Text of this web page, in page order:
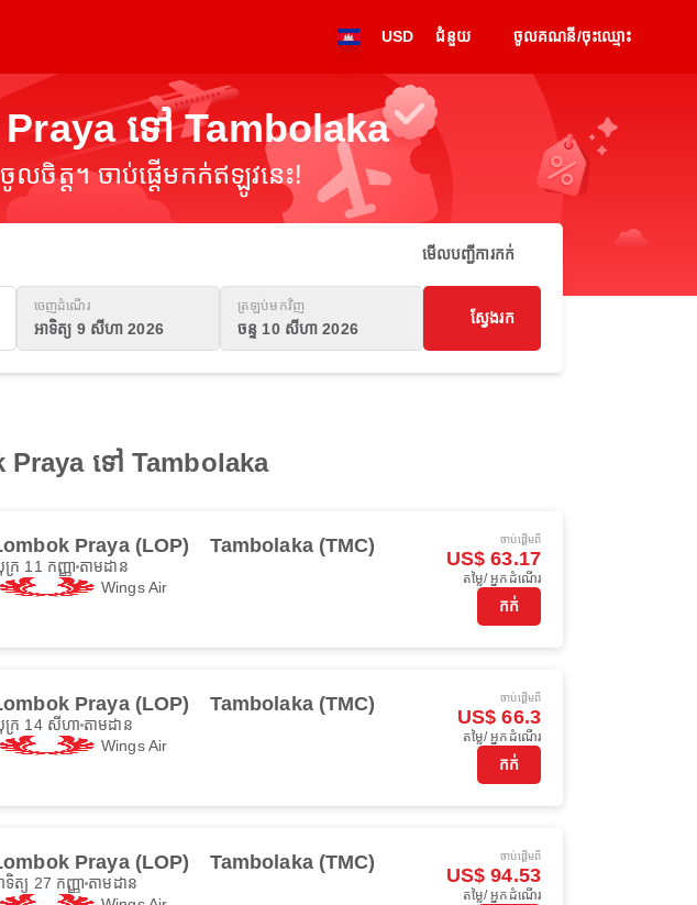
USD ជំនួយ ចូលគណនី/ចុះឈ្មោះ
Praya ទៅ Tambolaka
ចិត្ត។ ចាប់ផ្តើមកក់ឥឡូវនេះ!
មើលបញ្ជីការកក់
ចេញដំណើរ
អាទិត្យ 9 សីហា 2026
ត្រឡប់មកវិញ
ចន្ទ 10 សីហា 2026
ស្វែងរក
Praya ទៅ Tambolaka
Praya (LOP) Tambolaka (TMC)
រ 11 កញ្ញា តាមដាន
Wings Air
ចាប់ផ្ដើមពី
US$ 63.17
តម្លៃ/ អ្នកដំណើរ
កក់
Praya (LOP) Tambolaka (TMC)
រ 14 សីហា តាមដាន
Wings Air
ចាប់ផ្ដើមពី
US$ 66.3
តម្លៃ/ អ្នកដំណើរ
កក់
Praya (LOP) Tambolaka (TMC)
ទិត្យ 27 កញ្ញា តាមដាន
ចាប់ផ្ដើមពី
US$ 94.53
តម្លៃ/ អ្នកដំណើរ